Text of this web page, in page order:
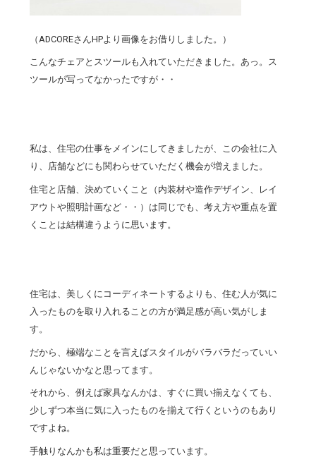
（ADCOREさんHPより画像をお借りしました。）
こんなチェアとスツールも入れていただきました。あっ。ス
ツールが写ってなかったですが・・
私は、住宅の仕事をメインにしてきましたが、この会社に入
り、店舗などにも関わらせていただく機会が増えました。
住宅と店舗、決めていくこと（内装材や造作デザイン、レイ
アウトや照明計画など・・）は同じでも、考え方や重点を置
くことは結構違うように思います。
住宅は、美しくにコーディネートするよりも、住む人が気に
入ったものを取り入れることの方が満足感が高い気がしま
す。
だから、極端なことを言えばスタイルがバラバラだっていい
んじゃないかなと思ってます。
それから、例えば家具なんかは、すぐに買い揃えなくても、
少しずつ本当に気に入ったものを揃えて行くというのもあり
ですよね。
手触りなんかも私は重要だと思っています。